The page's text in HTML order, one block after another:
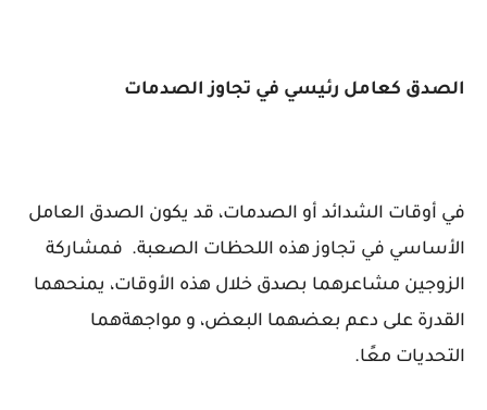
الصدق كعامل رئيسي في تجاوز الصدمات
في أوقات الشدائد أو الصدمات، قد يكون الصدق العامل
الأساسي في تجاوز هذه اللحظات الصعبة. فمشاركة
الزوجين مشاعرهما بصدق خلال هذه الأوقات، يمنحهما
القدرة على دعم بعضهما البعض، و مواجهةهما
التحديات معًا.